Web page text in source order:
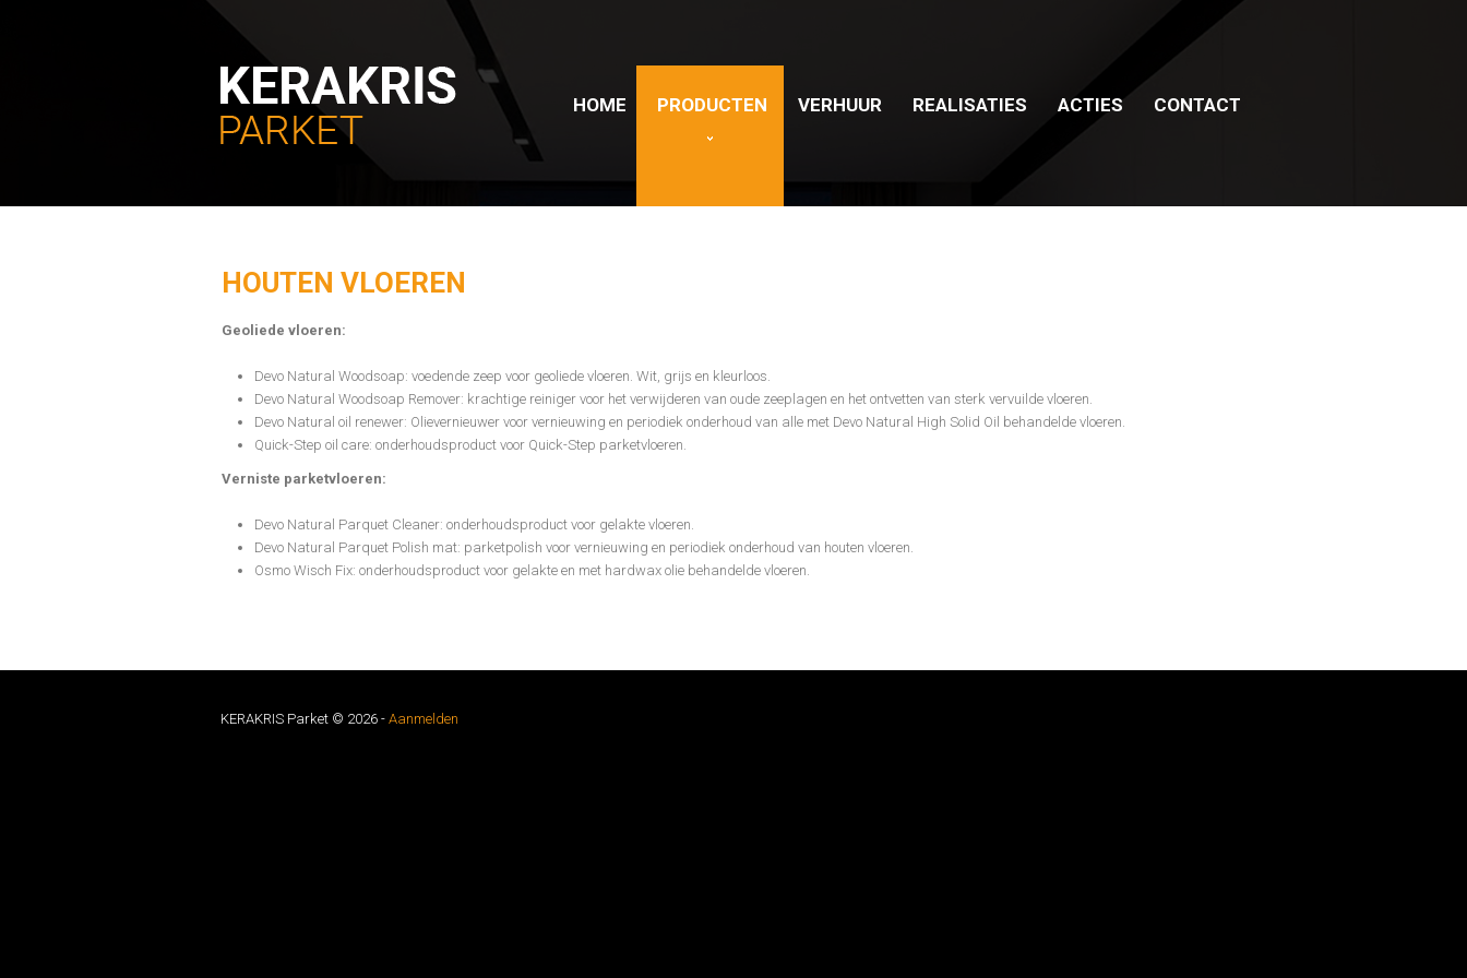
HOME PRODUCTEN VERHUUR REALISATIES ACTIES CONTACT
HOUTEN VLOEREN
Geoliede vloeren:
Devo Natural Woodsoap: voedende zeep voor geoliede vloeren. Wit, grijs en kleurloos.
Devo Natural Woodsoap Remover: krachtige reiniger voor het verwijderen van oude zeeplagen en het ontvetten van sterk vervuilde vloeren.
Devo Natural oil renewer: Olievernieuwer voor vernieuwing en periodiek onderhoud van alle met Devo Natural High Solid Oil behandelde vloeren.
Quick-Step oil care: onderhoudsproduct voor Quick-Step parketvloeren.
Verniste parketvloeren:
Devo Natural Parquet Cleaner: onderhoudsproduct voor gelakte vloeren.
Devo Natural Parquet Polish mat: parketpolish voor vernieuwing en periodiek onderhoud van houten vloeren.
Osmo Wisch Fix: onderhoudsproduct voor gelakte en met hardwax olie behandelde vloeren.
KERAKRIS Parket © 2026 - Aanmelden